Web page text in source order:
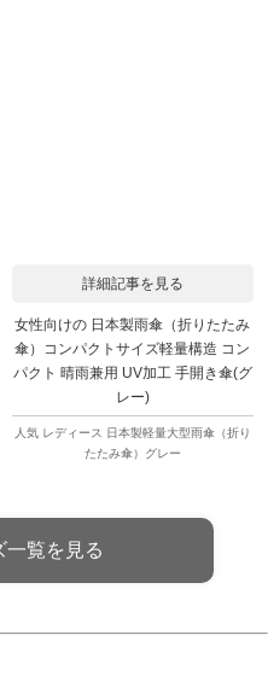
詳細記事を見る
女性向けの 日本製雨傘（折りたたみ
傘）コンパクトサイズ軽量構造 コン
パクト 晴雨兼用 UV加工 手開き傘(グ
レー)
人気 レディース 日本製軽量大型雨傘（折り
たたみ傘）グレー
一覧を見る